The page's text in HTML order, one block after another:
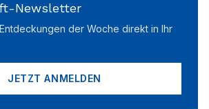
Newsletter
der Woche direkt in Ihr
JETZT ANMELDEN